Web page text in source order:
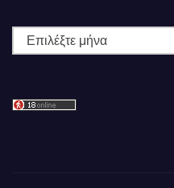
Ιστορικό